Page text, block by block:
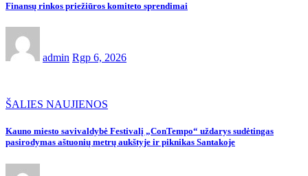
Finansų rinkos priežiūros komiteto sprendimai
admin Rgp 6, 2026
ŠALIES NAUJIENOS
Kauno miesto savivaldybė Festivalį „ConTempo“ uždarys sudėtingas
pasirodymas aštuonių metrų aukštyje ir piknikas Santakoje